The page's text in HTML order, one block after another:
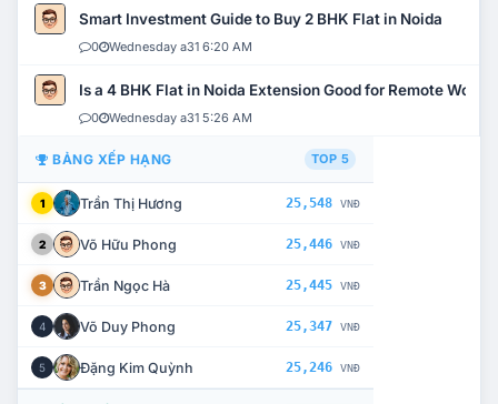
Smart Investment Guide to Buy 2 BHK Flat in Noida
0 Wednesday a31 6:20 AM
Is a 4 BHK Flat in Noida Extension Good for Remote Work?
0 Wednesday a31 5:26 AM
BẢNG XẾP HẠNG TOP 5
1 Trần Thị Hương 25,548 VNĐ
2 Võ Hữu Phong 25,446 VNĐ
3 Trần Ngọc Hà 25,445 VNĐ
4 Võ Duy Phong 25,347 VNĐ
5 Đặng Kim Quỳnh 25,246 VNĐ